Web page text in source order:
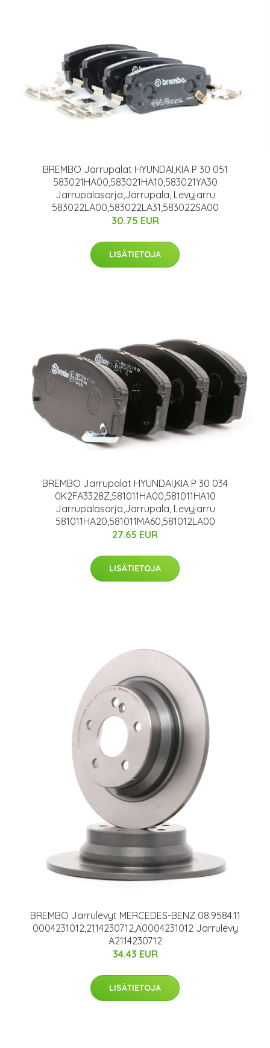
BREMBO Jarrupalat HYUNDAI,KIA P 30 051
583021HA00,583021HA10,583021YA30
Jarrupalasarja,Jarrupala, Levyjarru
583022LA00,583022LA31,583022SA00
30.75 EUR
LISÄTIETOJA
BREMBO Jarrupalat HYUNDAI,KIA P 30 034
0K2FA3328Z,581011HA00,581011HA10
Jarrupalasarja,Jarrupala, Levyjarru
581011HA20,581011MA60,581012LA00
27.65 EUR
LISÄTIETOJA
BREMBO Jarrulevyt MERCEDES-BENZ 08.9584.11
0004231012,2114230712,A0004231012 Jarrulevy
A2114230712
34.43 EUR
LISÄTIETOJA